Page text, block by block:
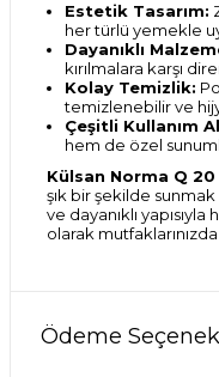
Estetik Tasarım:
her türlü yemekle
Dayanıklı
kırılmalara karşı
Kolay Temizlik:
temizlenebilir ve
Çeşitli Kullanım
hem de özel
Külsan Norma Q
şık bir şekilde
ve dayanıklı
olarak
Ödeme